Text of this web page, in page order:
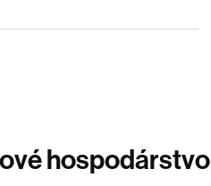
hospodárstvo